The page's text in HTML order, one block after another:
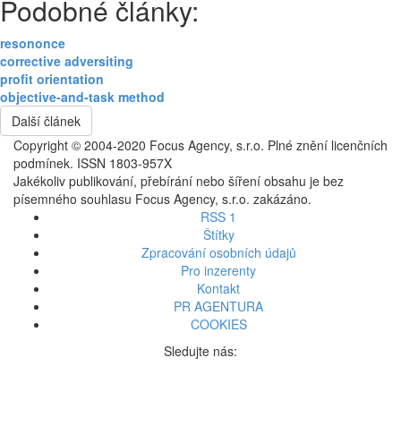
Podobné články:
resononce
corrective adversiting
profit orientation
objective-and-task method
Další článek
Copyright © 2004-2020 Focus Agency, s.r.o. Plné znění licenčních
podmínek. ISSN 1803-957X
Jakékoliv publikování, přebírání nebo šíření obsahu je bez
písemného souhlasu Focus Agency, s.r.o. zakázáno.
RSS 1
Štítky
Zpracování osobních údajů
Pro inzerenty
Kontakt
PR AGENTURA
COOKIES
Sledujte nás: